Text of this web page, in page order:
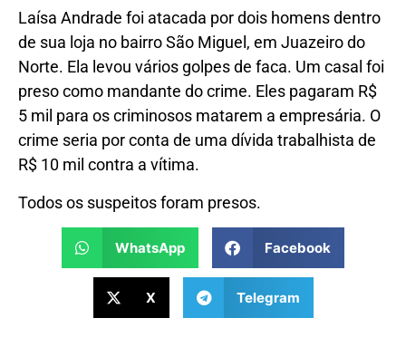
Laísa Andrade foi atacada por dois homens dentro
de sua loja no bairro São Miguel, em Juazeiro do
Norte. Ela levou vários golpes de faca. Um casal foi
preso como mandante do crime. Eles pagaram R$
5 mil para os criminosos matarem a empresária. O
crime seria por conta de uma dívida trabalhista de
R$ 10 mil contra a vítima.
Todos os suspeitos foram presos.
WhatsApp Facebook
X Telegram